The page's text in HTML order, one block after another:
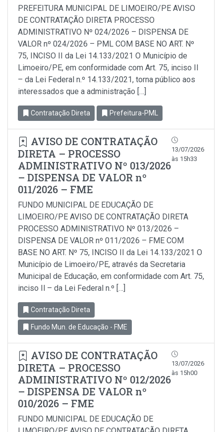
PREFEITURA MUNICIPAL DE LIMOEIRO/PE AVISO
DE CONTRATAÇÃO DIRETA PROCESSO
ADMINISTRATIVO Nº 024/2026 – DISPENSA DE
VALOR nº 024/2026 – PML COM BASE NO ART. Nº
75, INCISO II da Lei 14.133/2021 O Município de
Limoeiro/PE, em conformidade com Art. 75, inciso Il
– da Lei Federal n.º 14.133/2021, torna público aos
interessados que a administração […]
Contratação Direta Prefeitura-PML
AVISO DE CONTRATAÇÃO
DIRETA – PROCESSO
ADMINISTRATIVO Nº 013/2026
– DISPENSA DE VALOR nº
011/2026 – FME
13/07/2026
às 15h33
FUNDO MUNICIPAL DE EDUCAÇÃO DE
LIMOEIRO/PE AVISO DE CONTRATAÇÃO DIRETA
PROCESSO ADMINISTRATIVO Nº 013/2026 –
DISPENSA DE VALOR nº 011/2026 – FME COM
BASE NO ART. Nº 75, INCISO II da Lei 14.133/2021 O
Município de Limoeiro/PE, através da Secretaria
Municipal de Educação, em conformidade com Art. 75,
inciso Il – da Lei Federal n.º […]
Contratação Direta
Fundo Mun. de Educação - FME
AVISO DE CONTRATAÇÃO
DIRETA – PROCESSO
ADMINISTRATIVO Nº 012/2026
– DISPENSA DE VALOR nº
010/2026 – FME
13/07/2026
às 15h00
FUNDO MUNICIPAL DE EDUCAÇÃO DE